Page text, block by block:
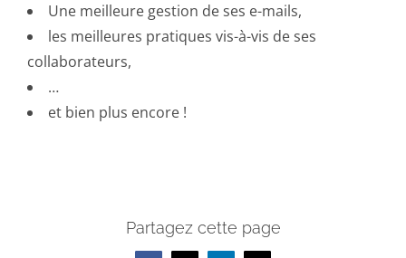
Une meilleure gestion de ses e-mails,
les meilleures pratiques vis-à-vis de ses
collaborateurs,
…
et bien plus encore !
Partagez cette page